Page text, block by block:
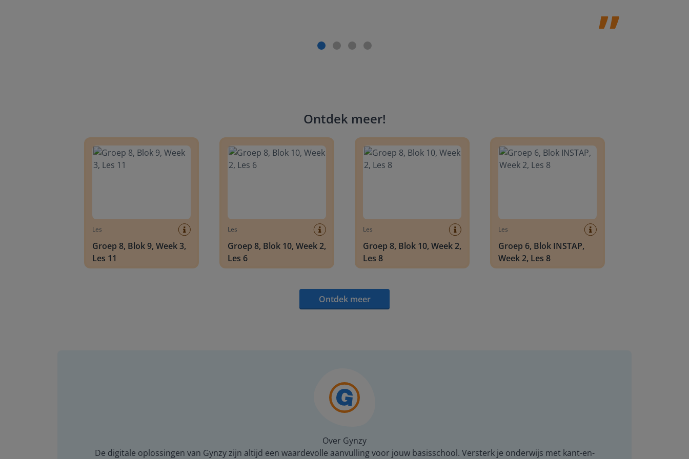
Ontdek meer!
Les
Groep 8, Blok 9, Week 3,
Les 11
Les
Groep 8, Blok 10, Week 2,
Les 6
Les
Groep 8, Blok 10, Week 2,
Les 8
Les
Groep 6, Blok INSTAP,
Week 2, Les 8
Ontdek meer
Over Gynzy
De digitale oplossingen van Gynzy zijn altijd een waardevolle aanvulling voor jouw basisschool. Versterk je onderwijs met kant-en-